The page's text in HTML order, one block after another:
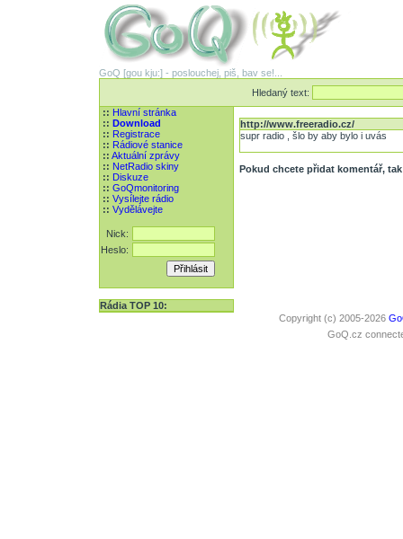
GoQ [gou kju:] - poslouchej, piš, bav se!...
Hledaný text:
:: Hlavní stránka
:: Download
:: Registrace
:: Rádiové stanice
:: Aktuální zprávy
:: NetRadio skiny
:: Diskuze
:: GoQmonitoring
:: Vysílejte rádio
:: Vydělávejte
Nick:
Heslo:
Rádia TOP 10:
http://www.freeradio.cz/
supr radio , šlo by aby bylo i uvás
Pokud chcete přidat komentář,
Copyright (c) 2005-2026
GoQ.cz